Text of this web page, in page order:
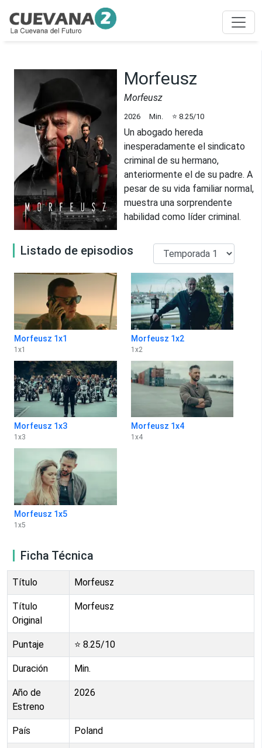
Morfeusz
Morfeusz
2026 Min. ⭐ 8.25/10
Un abogado hereda
inesperadamente el sindicato
criminal de su hermano,
anteriormente el de su padre. A
pesar de su vida familiar normal,
muestra una sorprendente
habilidad como líder criminal.
Listado de episodios
Morfeusz 1x1
1 x1
Morfeusz 1x2
1 x2
Morfeusz 1x3
1 x3
Morfeusz 1x4
1 x4
Morfeusz 1x5
1 x5
Ficha Técnica
Título Morfeusz
Título
Original
Morfeusz
Puntaje ⭐ 8.25/10
Duración Min.
Año de
Estreno
2026
País Poland